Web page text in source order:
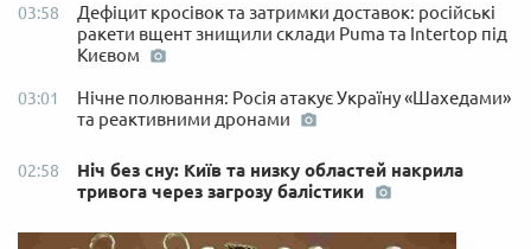
03:58
Дефіцит кросівок та затримки доставок: російські
ракети вщент знищили склади Puma та Intertop під
Києвом
03:01
Нічне полювання: Росія атакує Україну «Шахедами»
та реактивними дронами
02:58
Ніч без сну: Київ та низку областей накрила
тривога через загрозу балістики